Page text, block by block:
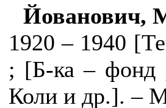
Йованович,
1920 – 1940
; [Б-ка – фонд
Коли и др.]. –